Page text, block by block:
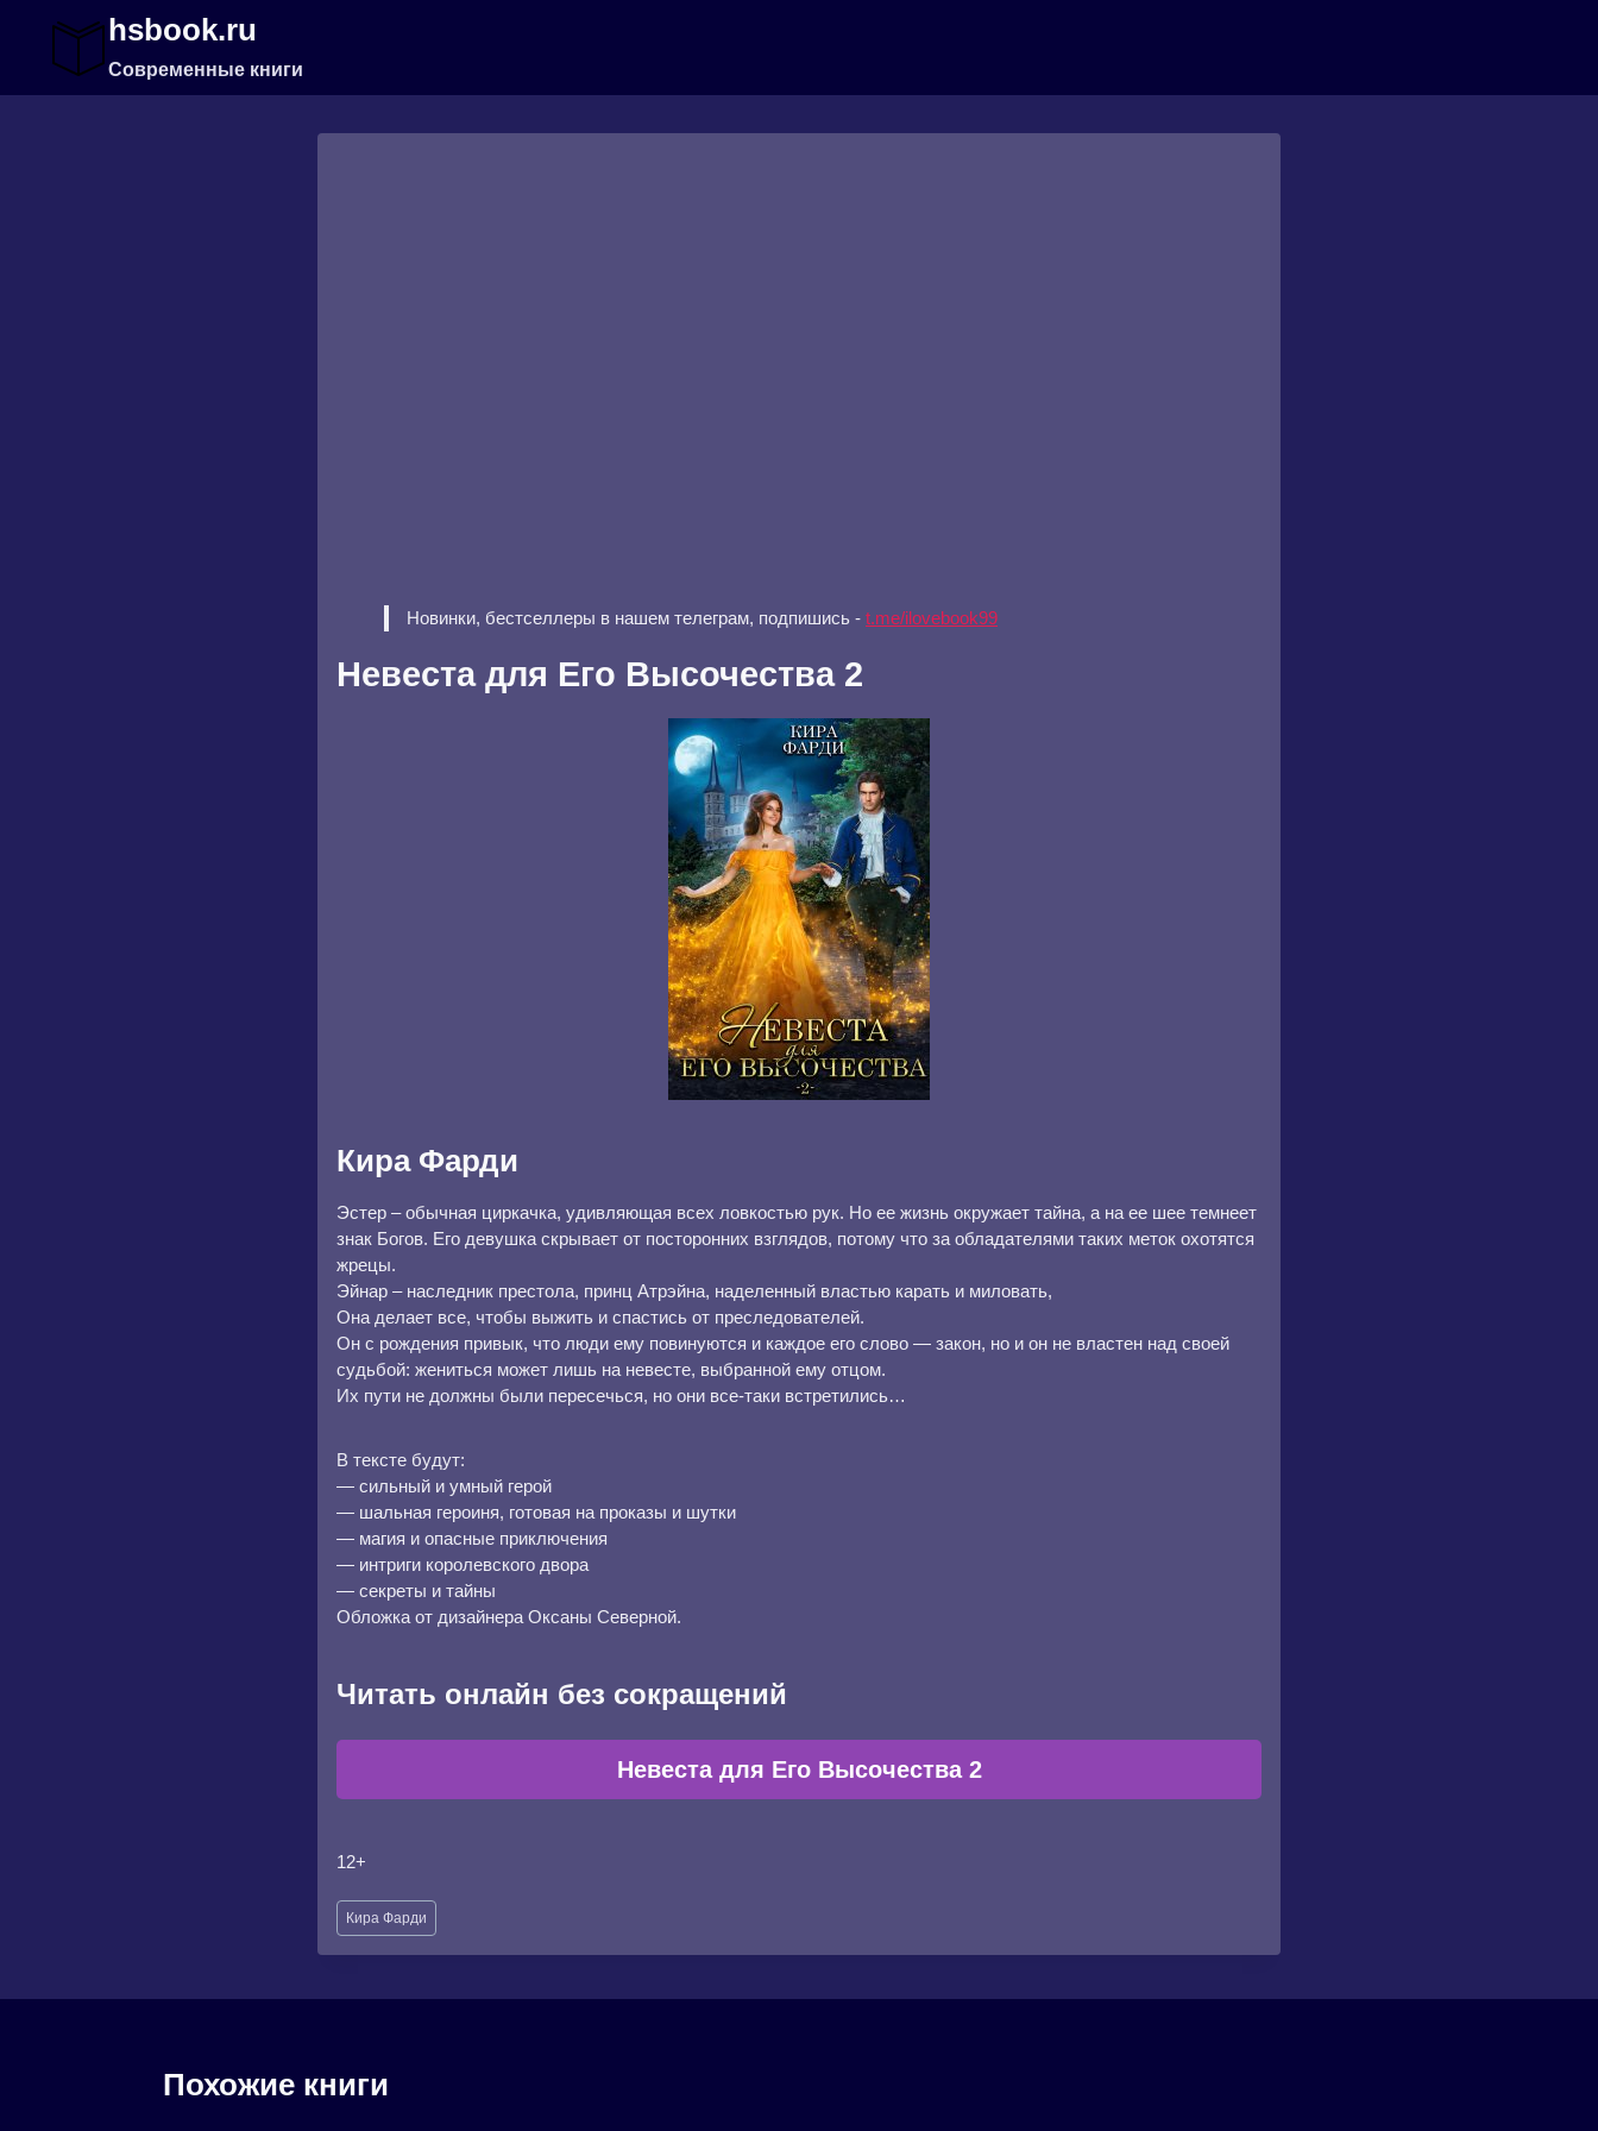
содержимому
hsbook.ru
Современные книги
Новинки, бестселлеры в нашем телеграм, подпишись - t.me/ilovebook99
Невеста для Его Высочества 2
Кира Фарди
Эстер – обычная циркачка, удивляющая всех ловкостью рук. Но ее жизнь окружает тайна, а на ее шее темнеет
знак Богов. Его девушка скрывает от посторонних взглядов, потому что за обладателями таких меток охотятся
жрецы.
Эйнар – наследник престола, принц Атрэйна, наделенный властью карать и миловать,
Она делает все, чтобы выжить и спастись от преследователей.
Он с рождения привык, что люди ему повинуются и каждое его слово — закон, но и он не властен над своей
судьбой: жениться может лишь на невесте, выбранной ему отцом.
Их пути не должны были пересечься, но они все-таки встретились…
В тексте будут:
— сильный и умный герой
— шальная героиня, готовая на проказы и шутки
— магия и опасные приключения
— интриги королевского двора
— секреты и тайны
Обложка от дизайнера Оксаны Северной.
Читать онлайн без сокращений
Невеста для Его Высочества 2
12+
Метки
записи:
Кира Фарди
Похожие книги